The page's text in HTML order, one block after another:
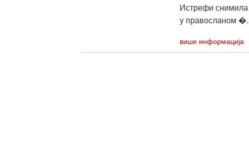
Истрефи снимила
у правосланом
више информација